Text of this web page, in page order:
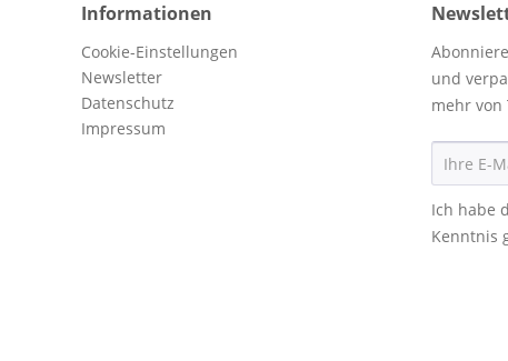
Informationen
Cookie-Einstellungen
Newsletter
Datenschutz
Impressum
und
mehr von
Ich habe
Kenntnis